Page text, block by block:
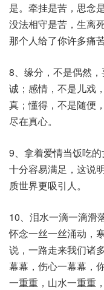
是。牵挂是苦，思念
没法相守是苦，生离
那个人给了你许多痛
8、缘分，不是偶然
诚；感情，不是儿戏
真；懂得，不是随便
尽在真心。
9、拿着爱情当饭吃
十分容易满足，这说
质世界更吸引人。
10、泪水一滴一滴滑
怀念一丝一丝涌动，
说，一路走来我们诸
幕幕，伤心一幕幕，
一重重，山水一重重